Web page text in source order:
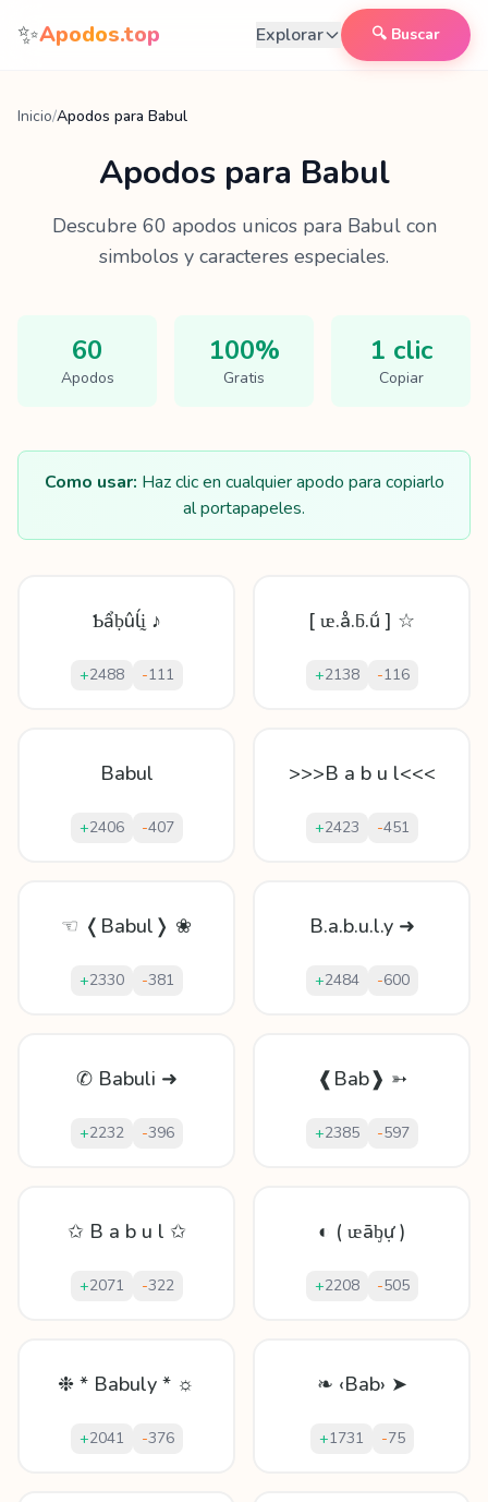
Saltar al contenido
✨Apodos.top Explorar 🔍 Buscar
Inicio/Apodos para Babul
Apodos para Babul
Descubre 60 apodos unicos para Babulcon
simbolos y caracteres especiales.
60
Apodos
100%
Gratis
1 clic
Copiar
Como usar: Haz clic en cualquier apodo para copiarlo
al portapapeles.
Ƅẩḅûĺḭ ♪
+2488 -111
[ ᵫ.å.ƃ.ṹ ] ☆
+2138 -116
Babul
+2406 -407
>>>B a b u l<<<
+2423 -451
☜ ❬Babul❭ ❀
+2330 -381
B.a.b.u.l.y ➜
+2484 -600
✆ Babuli ➜
+2232 -396
❰Bab❱ ➳
+2385 -597
✩ B a b u l ✩
+2071 -322
◐ ( ᵫāᶀự )
+2208 -505
❉ * Babuly * ☼
+2041 -376
❧ ‹Bab› ➤
+1731 -75